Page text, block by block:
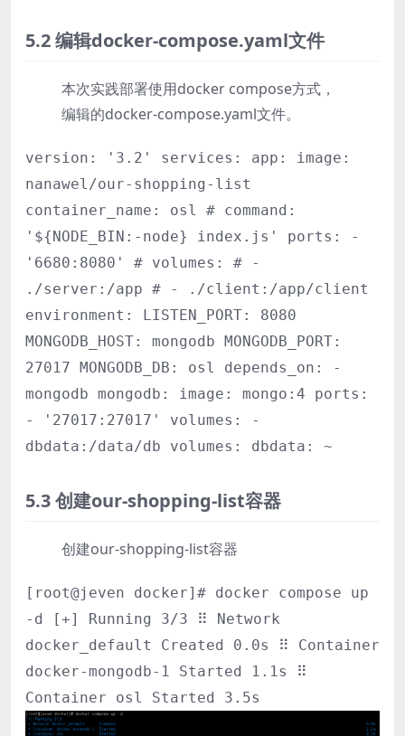
5.2 编辑docker-compose.yaml文件
本次实践部署使用docker compose方式，
编辑的docker-compose.yaml文件。
version: '3.2' services: app: image:
nanawel/our-shopping-list
container_name: osl # command:
'${NODE_BIN:-node} index.js' ports: -
'6680:8080' # volumes: # -
./server:/app # - ./client:/app/client
environment: LISTEN_PORT: 8080
MONGODB_HOST: mongodb MONGODB_PORT:
27017 MONGODB_DB: osl depends_on: -
mongodb mongodb: image: mongo:4 ports:
- '27017:27017' volumes: -
dbdata:/data/db volumes: dbdata: ~
5.3 创建our-shopping-list容器
创建our-shopping-list容器
[root@jeven docker]# docker compose up
-d [+] Running 3/3 ⠿ Network
docker_default Created 0.0s ⠿ Container
docker-mongodb-1 Started 1.1s ⠿
Container osl Started 3.5s